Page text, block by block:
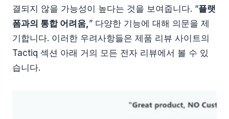
결되지 않을 가능성이 높다는 것을 보여줍니다. “플랫
폼과의 통합 어려움,” 다양한 기능에 대해 의문을 제
기합니다. 이러한 우려사항들은 제품 리뷰 사이트의
Tactiq 섹션 아래 거의 모든 전자 리뷰에서 볼 수 있
습니다.